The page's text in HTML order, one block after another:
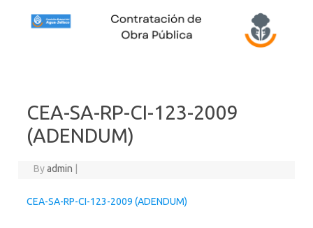
CEA-SA-RP-CI-123-2009
(ADENDUM)
Byadmin
CEA-SA-RP-CI-123-2009 (ADENDUM)